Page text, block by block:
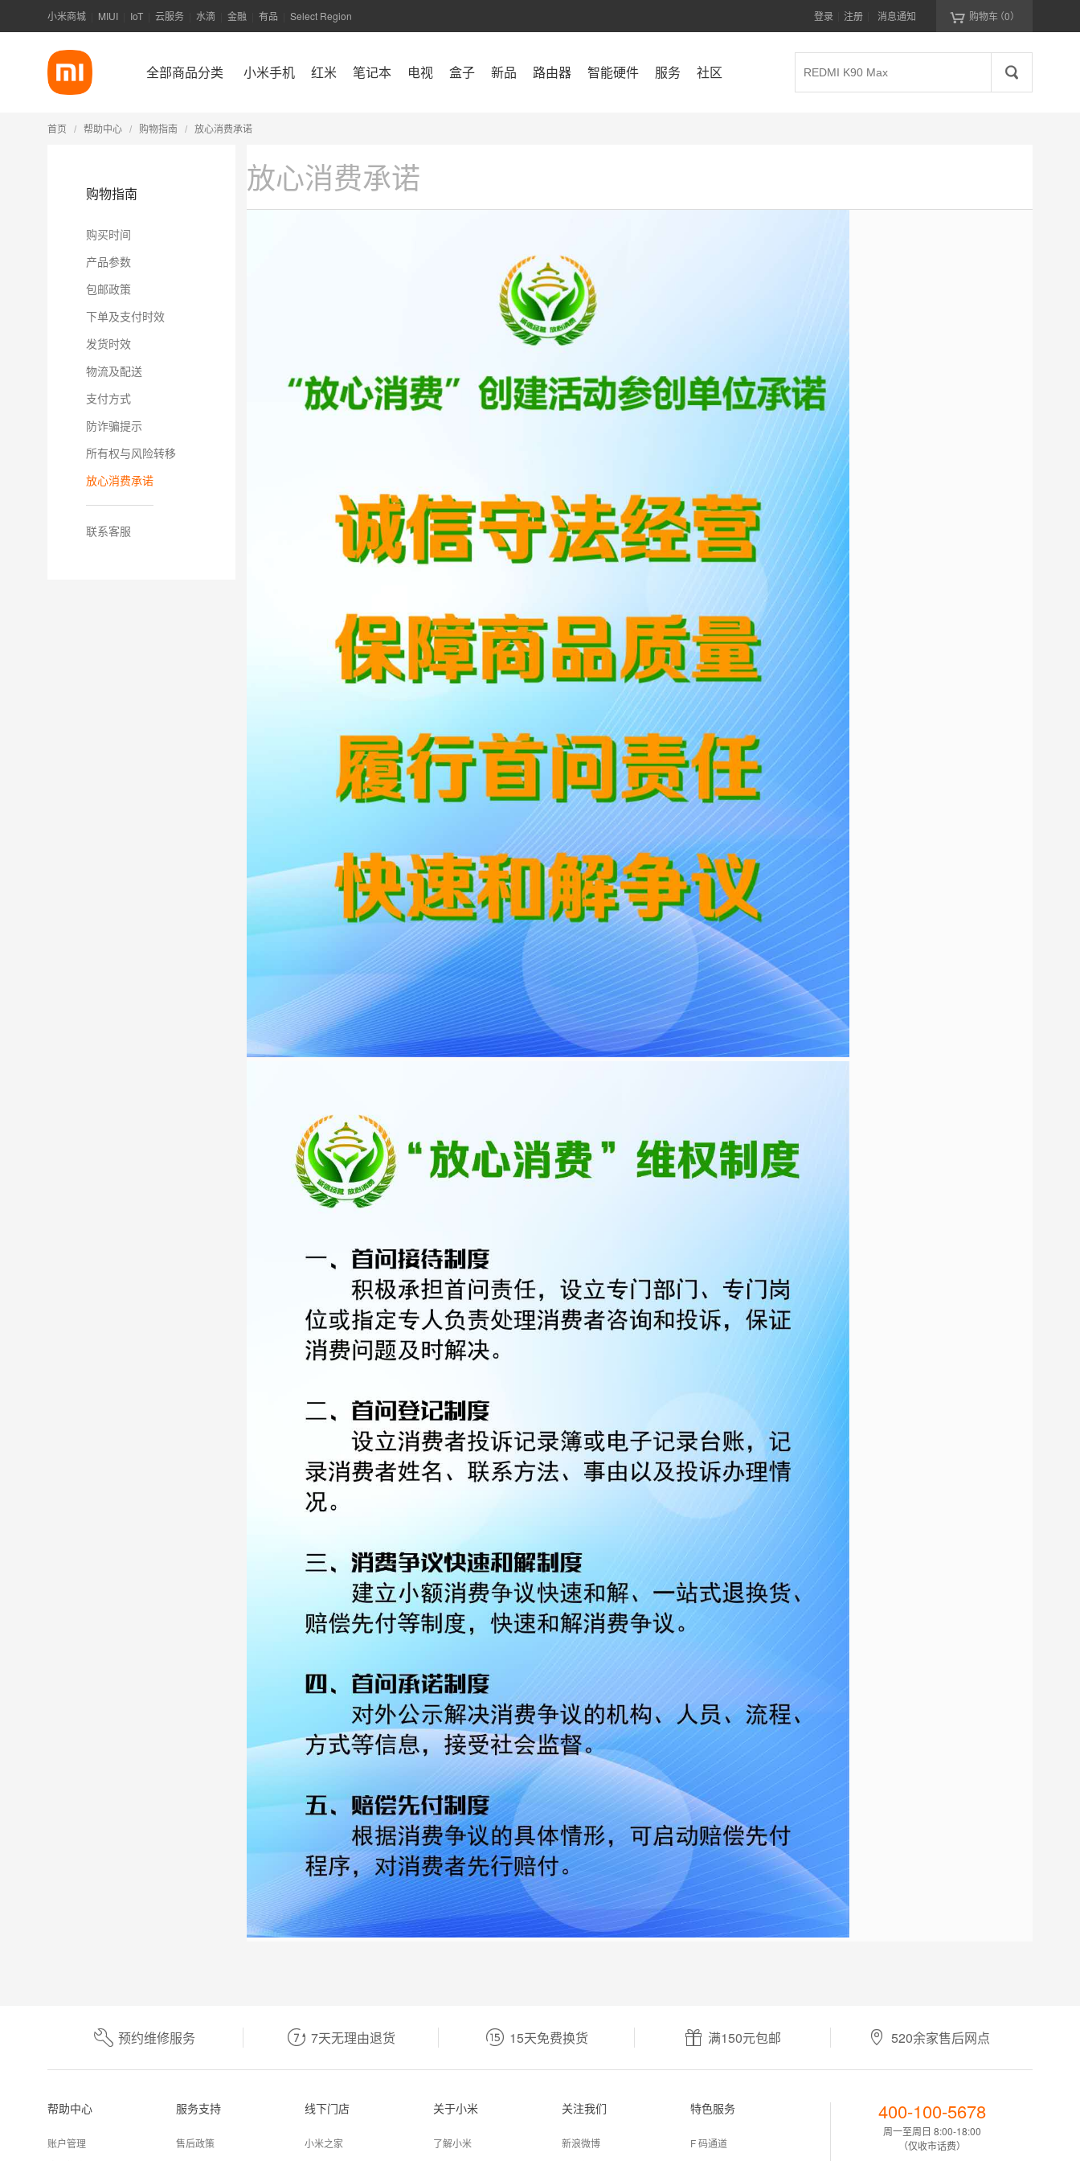
小米商城 MIUI IoT 云服务 水滴 金融 有品 Select Region  购物车（0）
登录 注册 消息通知
全部商品分类 小米手机 红米 笔记本 电视 盒子 新品 路由器 智能硬件 服务 社区
首页 / 帮助中心 / 购物指南 / 放心消费承诺
购物指南
购买时间
产品参数
包邮政策
下单及支付时效
发货时效
物流及配送
支付方式
防诈骗提示
所有权与风险转移
放心消费承诺
联系客服
放心消费承诺
 预约维修服务  7天无理由退货  15天免费换货  满150元包邮  520余家售后网点
帮助中心
账户管理
服务支持
售后政策
线下门店
小米之家
关于小米
了解小米
关注我们
新浪微博
特色服务
F 码通道
400-100-5678
周一至周日 8:00-18:00
（仅收市话费）